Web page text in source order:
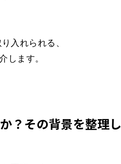
入れられる、
します。
？その背景を整理し